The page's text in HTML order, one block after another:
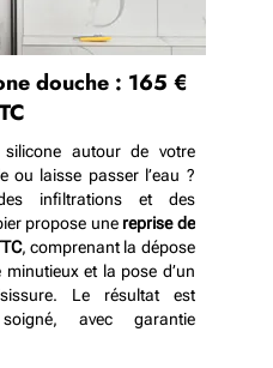
douche : 165 €
autour de votre
ou laisse passer l’eau ?
infiltrations et des
propose une reprise de
, comprenant la dépose
et la pose d’un
Le résultat est
avec garantie